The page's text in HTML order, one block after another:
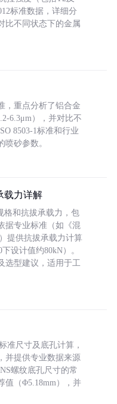
标准数据，详细分
比不同状态下的金属
，重点分析了铝合金
6.3μm），并对比不
8503-1标准和行业
砂参数。
载力详解
格和抗拔承载力，包
据专业标准（如《混
提供抗拔承载力计算
设计值约80kN）。
选型建议，适用于工
准尺寸及底孔计算，
并提供专业数据来源
螺纹底孔尺寸的常
值（Φ5.18mm），并